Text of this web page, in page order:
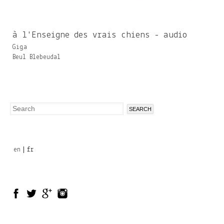
à l'Enseigne des vrais chiens - audio
Giga
Beul Blebeudal
Search
en fr